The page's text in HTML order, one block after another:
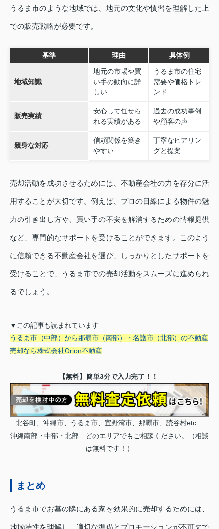
うるま市のような地域では、地元の文化や慣習を理解した上
での販売戦略が必要です。
基準 理由 具体例
地域知識
地元の市場や買
い手の動向に詳
しい
うるま市の住宅
需要や価格トレ
ンド
販売実績
安心して任せら
れる実績がある
過去の成功事例
や顧客の声
親身な対応
信頼関係を築き
やすい
丁寧なヒアリン
グと提案
売却活動を成功させるためには、不動産会社の力を存分に活
用することが大切です。例えば、プロの目線による物件の魅
力の引き出し方や、買い手の不安を解消するための情報提供
など、専門的なサポートを受けることができます。このよう
に信頼できる不動産会社を選び、しっかりとしたサポートを
受けることで、うるま市での売却活動をスムーズに進められ
るでしょう。
▼この記事も読まれています
うるま市（中部）から那覇市（南部）・名護市（北部）の不動産
売却なら株式会社Orion不動産
【無料】簡単3分で入力完了！！
北谷町、沖縄市、うるま市、宜野湾市、那覇市、読谷村etc....
沖縄南部・中部・北部 どのエリアでもご相談ください。（相談
は無料です！）
まとめ
うるま市でお墓の隣にある家を効果的に売却するためには、
地域特性を理解し、適切な準備とプロモーションが不可欠で